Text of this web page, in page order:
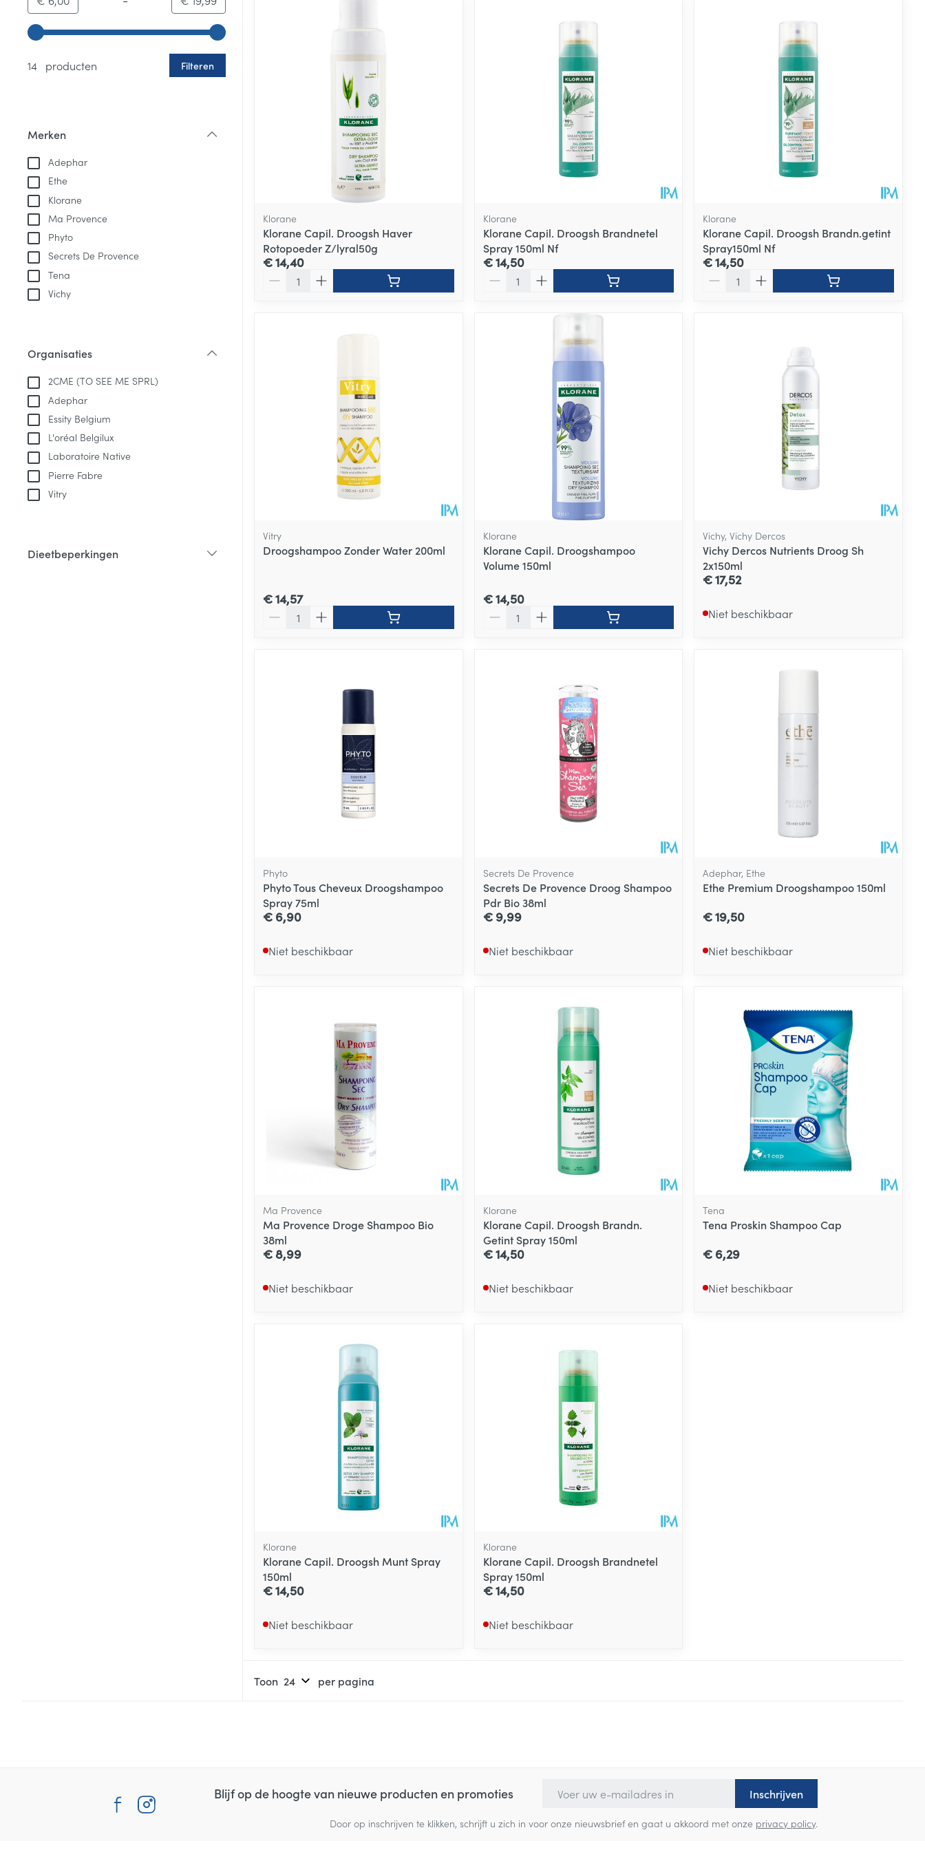
Gebruik de pijltjestoetsen links en rechts om de minimale en maximale prijswaarden aan te passen.
14 producten
Filteren
Merken
Adephar
Ethe
Klorane
Ma Provence
Phyto
Secrets De Provence
Tena
Vichy
Organisaties
2CME (TO SEE ME SPRL)
Adephar
Essity Belgium
L'oréal Belgilux
Laboratoire Native
Pierre Fabre
Vitry
Dieetbeperkingen
Klorane
Klorane Capil. Droogsh Haver
Rotopoeder Z/lyral50g
€ 14,40
Klorane
Klorane Capil. Droogsh Brandnetel
Spray 150ml Nf
€ 14,50
Klorane
Klorane Capil. Droogsh Brandn.getint
Spray150ml Nf
€ 14,50
Vitry
Droogshampoo Zonder Water 200ml
€ 14,57
Klorane
Klorane Capil. Droogshampoo
Volume 150ml
€ 14,50
Vichy, Vichy Dercos
Vichy Dercos Nutrients Droog Sh
2x150ml
€ 17,52
Niet beschikbaar
Phyto
Phyto Tous Cheveux Droogshampoo
Spray 75ml
€ 6,90
Niet beschikbaar
Secrets De Provence
Secrets De Provence Droog Shampoo
Pdr Bio 38ml
€ 9,99
Niet beschikbaar
Adephar, Ethe
Ethe Premium Droogshampoo 150ml
€ 19,50
Niet beschikbaar
Ma Provence
Ma Provence Droge Shampoo Bio
38ml
€ 8,99
Niet beschikbaar
Klorane
Klorane Capil. Droogsh Brandn.
Getint Spray 150ml
€ 14,50
Niet beschikbaar
Tena
Tena Proskin Shampoo Cap
€ 6,29
Niet beschikbaar
Klorane
Klorane Capil. Droogsh Munt Spray
150ml
€ 14,50
Niet beschikbaar
Klorane
Klorane Capil. Droogsh Brandnetel
Spray 150ml
€ 14,50
Niet beschikbaar
Toon per pagina
Blijf op de hoogte van nieuwe producten en promoties Inschrijven
Door op inschrijven te klikken, schrijft u zich in voor onze nieuwsbrief en gaat u akkoord met onze privacy policy.